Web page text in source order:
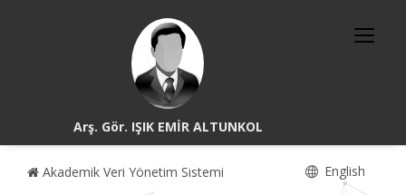
Arş. Gör. IŞIK EMİR ALTUNKOL
Akademik Veri Yönetim Sistemi English